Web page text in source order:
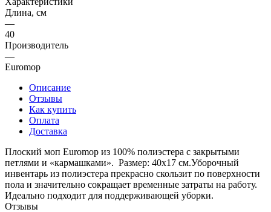
Длина, см
—
40
Производитель
—
Euromop
Описание
Отзывы
Как купить
Оплата
Доставка
Плоский моп Euromop из 100% полиэстера с закрытыми
петлями и «кармашками». Размер: 40х17 см.Уборочный
инвентарь из полиэстера прекрасно скользит по поверхности
пола и значительно сокращает временные затраты на работу.
Идеально подходит для поддерживающей уборки.
Отзывы